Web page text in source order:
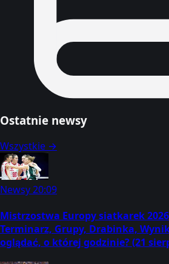
Ostatnie newsy
Wszystkie →
Newsy20:09
Mistrzostwa Europy siatkarek
Terminarz, Grupy, Drabinka,
oglądać, o której godzinie? (21